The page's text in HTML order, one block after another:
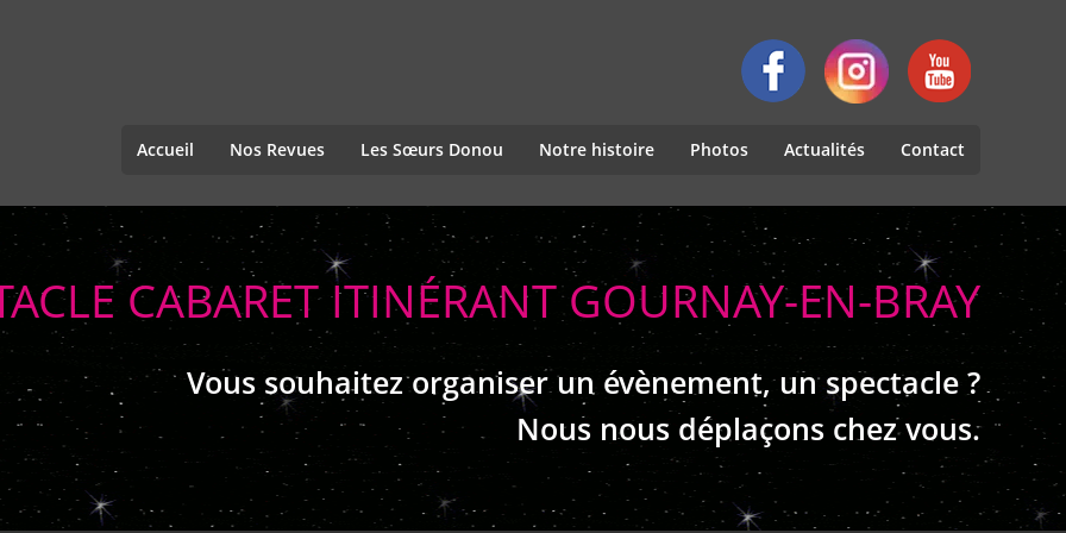
Accueil Nos Revues Les Sœurs Donou Notre histoire Photos Actualités Contact
CABARET ITINÉRANT GOURNAY-EN-BRAY
Vous souhaitez organiser un évènement, un spectacle ?
Nous nous déplaçons chez vous.